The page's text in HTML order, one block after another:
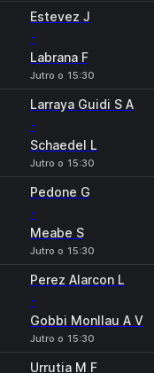
Estevez J
-
Labrana F
Jutro o 15:30
Larraya Guidi S A
-
Schaedel L
Jutro o 15:30
Pedone G
-
Meabe S
Jutro o 15:30
Perez Alarcon L
-
Gobbi Monllau A V
Jutro o 15:30
Urrutia M F